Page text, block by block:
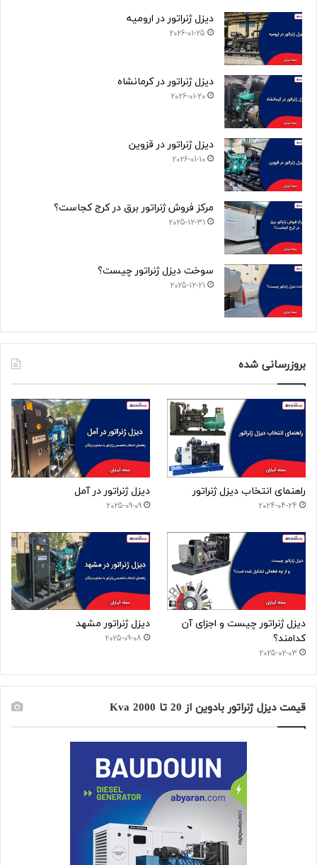
دیزل ژنراتور در ارومیه
2026-01-25
دیزل ژنراتور در کرمانشاه
2026-01-20
دیزل ژنراتور در قزوین
2026-01-10
مرکز فروش ژنراتور برق در کرج کجاست؟
2025-12-31
سوخت دیزل ژنراتور چیست؟
2025-12-21
بروزرسانی شده
راهنمای انتخاب دیزل ژنراتور
2024-04-24
دیزل ژنراتور در آمل
2025-09-09
دیزل ژنراتور چیست و اجزای آن
کدامند؟
2025-02-03
دیزل ژنراتور مشهد
2025-09-08
قیمت دیزل ژنراتور بادوین از 20 تا 2000 Kva